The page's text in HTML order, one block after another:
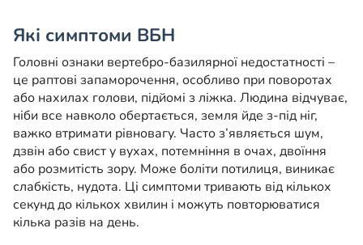
Які симптоми ВБН
Головні ознаки вертебро-базилярної недостатності –
це раптові запаморочення, особливо при поворотах
або нахилах голови, підйомі з ліжка. Людина відчуває,
ніби все навколо обертається, земля йде з-під ніг,
важко втримати рівновагу. Часто з’являється шум,
дзвін або свист у вухах, потемніння в очах, двоїння
або розмитість зору. Може боліти потилиця, виникає
слабкість, нудота. Ці симптоми тривають від кількох
секунд до кількох хвилин і можуть повторюватися
кілька разів на день.